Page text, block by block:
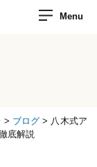
Menu
> ブログ > 八木式ア
底解説